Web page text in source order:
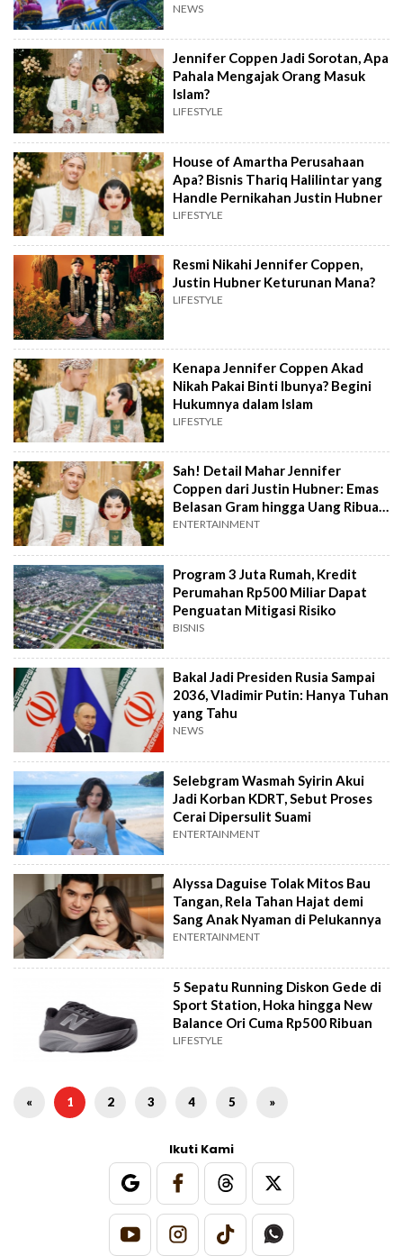
NEWS
Jennifer Coppen Jadi Sorotan, Apa
Pahala Mengajak Orang Masuk
Islam?
LIFESTYLE
House of Amartha Perusahaan
Apa? Bisnis Thariq Halilintar yang
Handle Pernikahan Justin Hubner
LIFESTYLE
Resmi Nikahi Jennifer Coppen,
Justin Hubner Keturunan Mana?
LIFESTYLE
Kenapa Jennifer Coppen Akad
Nikah Pakai Binti Ibunya? Begini
Hukumnya dalam Islam
LIFESTYLE
Sah! Detail Mahar Jennifer
Coppen dari Justin Hubner: Emas
Belasan Gram hingga Uang Ribuan
Euro
ENTERTAINMENT
Program 3 Juta Rumah, Kredit
Perumahan Rp500 Miliar Dapat
Penguatan Mitigasi Risiko
BISNIS
Bakal Jadi Presiden Rusia Sampai
2036, Vladimir Putin: Hanya Tuhan
yang Tahu
NEWS
Selebgram Wasmah Syirin Akui
Jadi Korban KDRT, Sebut Proses
Cerai Dipersulit Suami
ENTERTAINMENT
Alyssa Daguise Tolak Mitos Bau
Tangan, Rela Tahan Hajat demi
Sang Anak Nyaman di Pelukannya
ENTERTAINMENT
5 Sepatu Running Diskon Gede di
Sport Station, Hoka hingga New
Balance Ori Cuma Rp500 Ribuan
LIFESTYLE
« 1 2 3 4 5 »
Ikuti Kami